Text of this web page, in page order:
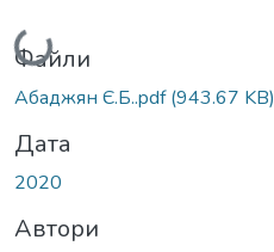
Вантажиться...
Файли
Абаджян Є.Б..pdf(943.67 KB)
Дата
2020
Автори